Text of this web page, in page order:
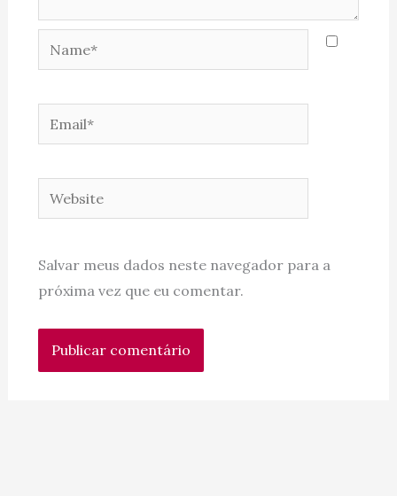
Name*
Email*
Website
Salvar meus dados neste navegador para a
próxima vez que eu comentar.